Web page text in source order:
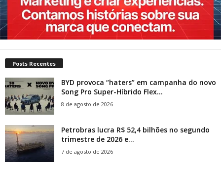
Posts Recentes
BYD provoca “haters” em campanha do novo
Song Pro Super-Híbrido Flex...
8 de agosto de 2026
Petrobras lucra R$ 52,4 bilhões no segundo
trimestre de 2026 e...
7 de agosto de 2026